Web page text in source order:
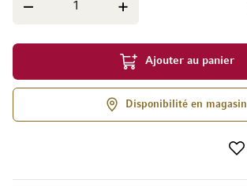
Ajouter au panier
Disponibilité en magasin